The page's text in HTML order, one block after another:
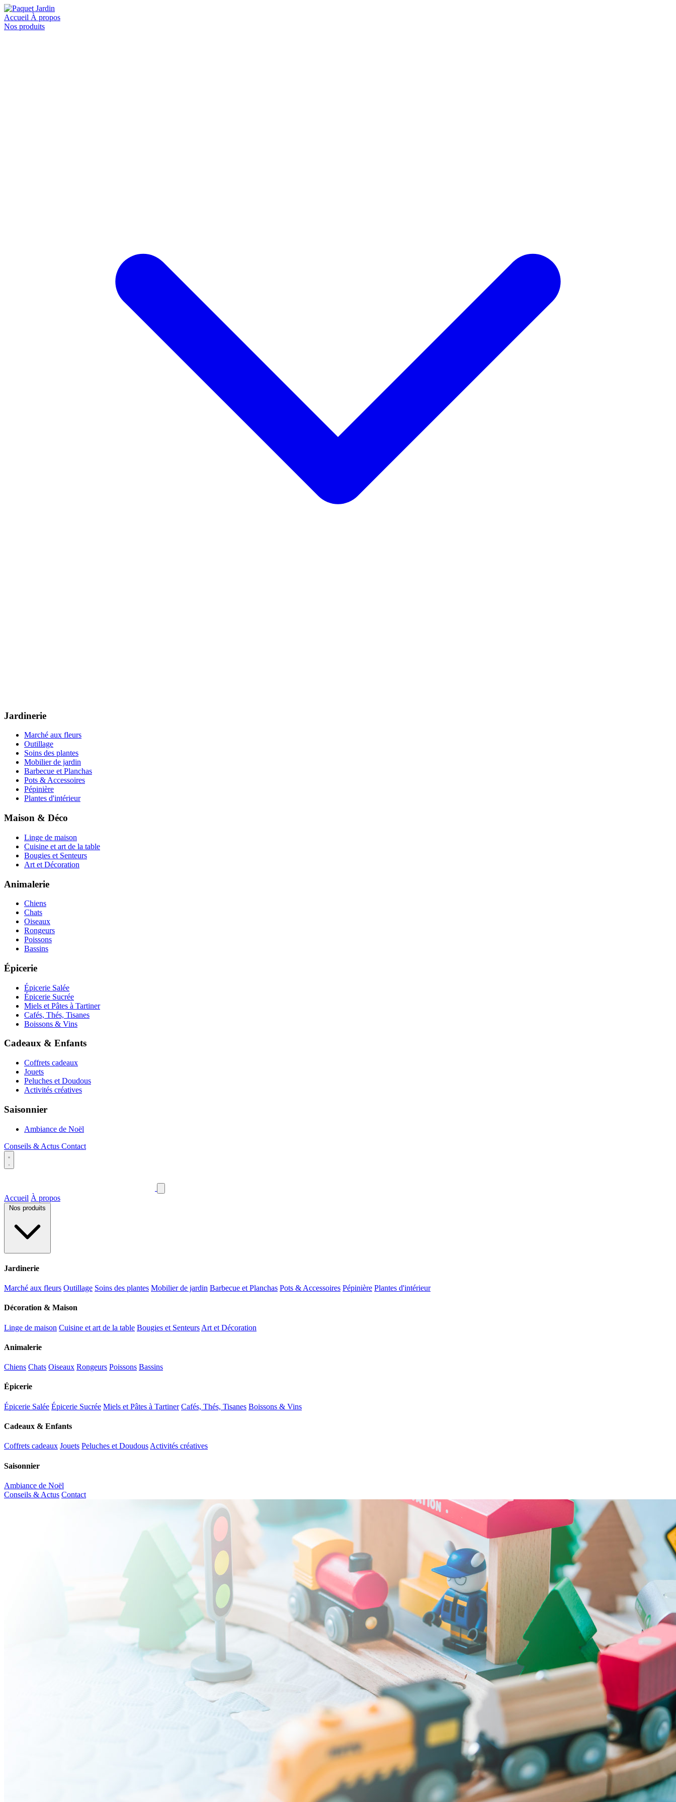
Accueil À propos
Nos produits
Jardinerie
Marché aux fleurs
Outillage
Soins des plantes
Mobilier de jardin
Barbecue et Planchas
Pots & Accessoires
Pépinière
Plantes d'intérieur
Maison & Déco
Linge de maison
Cuisine et art de la table
Bougies et Senteurs
Art et Décoration
Animalerie
Chiens
Chats
Oiseaux
Rongeurs
Poissons
Bassins
Épicerie
Épicerie Salée
Épicerie Sucrée
Miels et Pâtes à Tartiner
Cafés, Thés, Tisanes
Boissons & Vins
Cadeaux & Enfants
Coffrets cadeaux
Jouets
Peluches et Doudous
Activités créatives
Saisonnier
Ambiance de Noël
Conseils & Actus Contact
Accueil À propos
Nos produits
Jardinerie
Marché aux fleurs Outillage Soins des plantes Mobilier de jardin Barbecue et Planchas Pots & Accessoires Pépinière Plantes d'intérieur
Décoration & Maison
Linge de maison Cuisine et art de la table Bougies et Senteurs Art et Décoration
Animalerie
Chiens Chats Oiseaux Rongeurs Poissons Bassins
Épicerie
Épicerie Salée Épicerie Sucrée Miels et Pâtes à Tartiner Cafés, Thés, Tisanes Boissons & Vins
Cadeaux & Enfants
Coffrets cadeaux Jouets Peluches et Doudous Activités créatives
Saisonnier
Ambiance de Noël
Conseils & Actus Contact